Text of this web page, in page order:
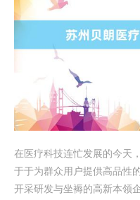
在医疗科技连忙发展的今天
于于为群众用户提供高品性
开采研发与坐褥的高新本领